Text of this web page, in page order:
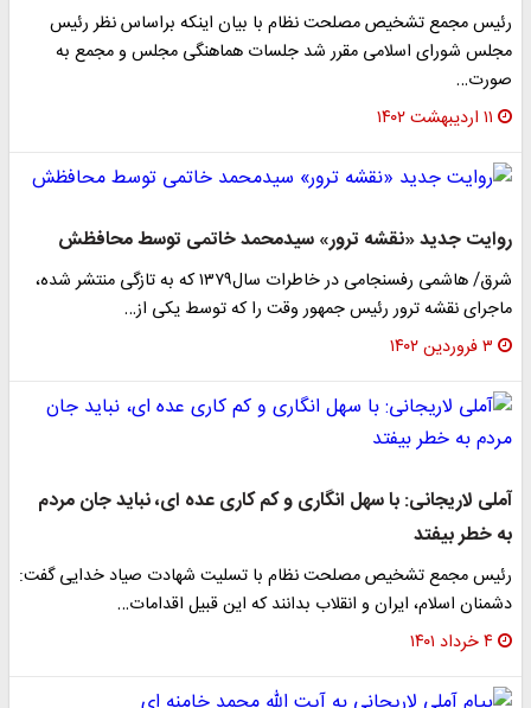
رئیس مجمع تشخیص مصلحت نظام با بیان اینکه براساس نظر رئیس
مجلس شورای اسلامی مقرر شد جلسات هماهنگی مجلس و مجمع به
صورت…
۱۱ اردیبهشت ۱۴۰۲
روایت جدید «نقشه ترور» سیدمحمد خاتمی توسط محافظش
شرق/ هاشمی رفسنجامی در خاطرات سال۱۳۷۹ که به تازگی منتشر شده،
ماجرای نقشه ترور رئیس جمهور وقت را که توسط یکی از…
۳ فروردین ۱۴۰۲
آملی لاریجانی: با سهل انگاری و کم کاری عده ای، نباید جان مردم
به خطر بیفتد
رئیس مجمع تشخیص مصلحت نظام با تسلیت شهادت صیاد خدایی گفت:
دشمنان اسلام، ایران و انقلاب بدانند که این قبیل اقدامات…
۴ خرداد ۱۴۰۱